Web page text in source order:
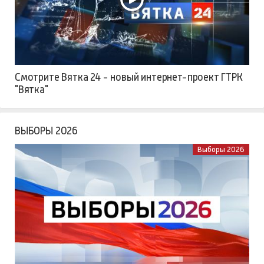
Смотрите Вятка 24 - новый интернет-проект ГТРК
"Вятка"
ВЫБОРЫ 2026
Выборы 2026